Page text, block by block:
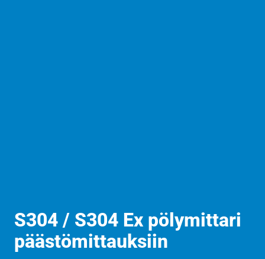
S304 / S304 Ex pölymittari
päästömittauksiin